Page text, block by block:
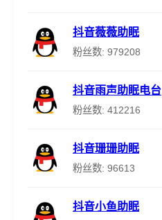
抖音薇薇助眠
粉丝数: 979208
抖音雨声助眠电台
粉丝数: 412216
抖音珊珊助眠
粉丝数: 96613
抖音小鱼助眠